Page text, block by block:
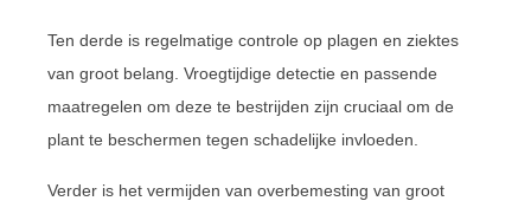
Ten derde is regelmatige controle op plagen en ziektes
van groot belang. Vroegtijdige detectie en passende
maatregelen om deze te bestrijden zijn cruciaal om de
plant te beschermen tegen schadelijke invloeden.
Verder is het vermijden van overbemesting van groot